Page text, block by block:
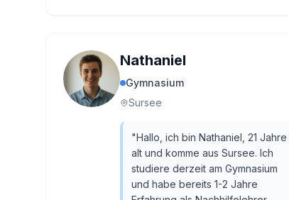
Nathaniel
Gymnasium
Sursee
"Hallo, ich bin Nathaniel, 21 Jahre
alt und komme aus Sursee. Ich
studiere derzeit am Gymnasium
und habe bereits 1-2 Jahre